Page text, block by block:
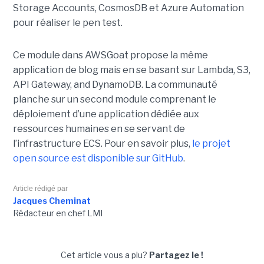
Storage Accounts, CosmosDB et Azure Automation
pour réaliser le pen test.
Ce module dans AWSGoat propose la même
application de blog mais en se basant sur Lambda, S3,
API Gateway, and DynamoDB. La communauté
planche sur un second module comprenant le
déploiement d’une application dédiée aux
ressources humaines en se servant de
l’infrastructure ECS. Pour en savoir plus, le projet
open source est disponible sur GitHub.
Article rédigé par
Jacques Cheminat
Rédacteur en chef LMI
Cet article vous a plu? Partagez le !